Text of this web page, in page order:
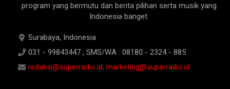
program yang bermutu dan berita pilihan serta musik yang
Indonesia banget.
Surabaya, Indonesia
031 - 99843447 , SMS/WA : 08180 - 2324 - 885
redaksi@superradio.id, marketing@superradio.id